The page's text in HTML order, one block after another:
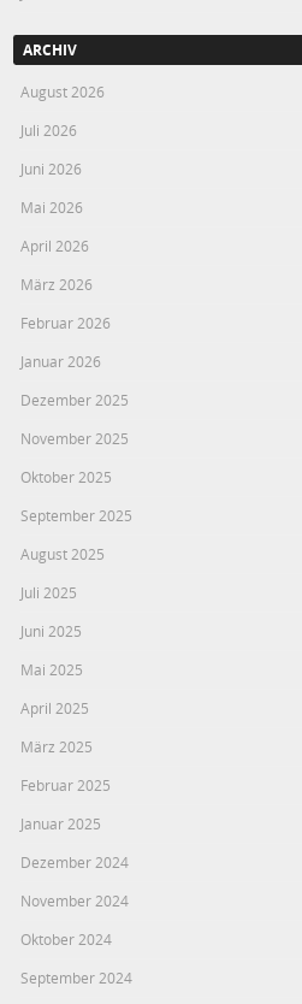
ARCHIV
August 2026
Juli 2026
Juni 2026
Mai 2026
April 2026
März 2026
Februar 2026
Januar 2026
Dezember 2025
November 2025
Oktober 2025
September 2025
August 2025
Juli 2025
Juni 2025
Mai 2025
April 2025
März 2025
Februar 2025
Januar 2025
Dezember 2024
November 2024
Oktober 2024
September 2024